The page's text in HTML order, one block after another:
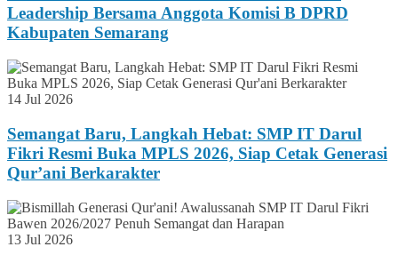
Leadership Bersama Anggota Komisi B DPRD
Kabupaten Semarang
14 Jul 2026
Semangat Baru, Langkah Hebat: SMP IT Darul
Fikri Resmi Buka MPLS 2026, Siap Cetak Generasi
Qur’ani Berkarakter
13 Jul 2026